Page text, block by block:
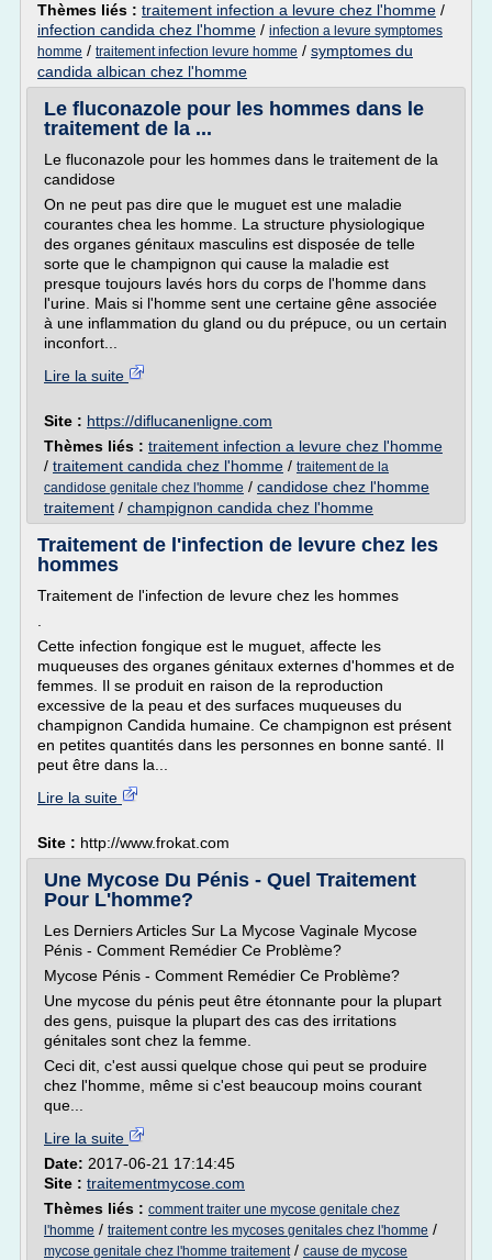
Thèmes liés : traitement infection a levure chez l'homme /
infection candida chez l'homme / infection a levure symptomes
homme / traitement infection levure homme / symptomes du
candida albican chez l'homme
Le fluconazole pour les hommes dans le
traitement de la ...
Le fluconazole pour les hommes dans le traitement de la
candidose
On ne peut pas dire que le muguet est une maladie
courantes chea les homme. La structure physiologique
des organes génitaux masculins est disposée de telle
sorte que le champignon qui cause la maladie est
presque toujours lavés hors du corps de l'homme dans
l'urine. Mais si l'homme sent une certaine gêne associée
à une inflammation du gland ou du prépuce, ou un certain
inconfort...
Lire la suite
Site : https://diflucanenligne.com
Thèmes liés : traitement infection a levure chez l'homme
/ traitement candida chez l'homme / traitement de la
candidose genitale chez l'homme / candidose chez l'homme
traitement / champignon candida chez l'homme
Traitement de l'infection de levure chez les
hommes
Traitement de l'infection de levure chez les hommes
Cette infection fongique est le muguet, affecte les
muqueuses des organes génitaux externes d'hommes et de
femmes. Il se produit en raison de la reproduction
excessive de la peau et des surfaces muqueuses du
champignon Candida humaine. Ce champignon est présent
en petites quantités dans les personnes en bonne santé. Il
peut être dans la...
Lire la suite
Site : http://www.frokat.com
Une Mycose Du Pénis - Quel Traitement
Pour L'homme?
Les Derniers Articles Sur La Mycose Vaginale Mycose
Pénis - Comment Remédier Ce Problème?
Mycose Pénis - Comment Remédier Ce Problème?
Une mycose du pénis peut être étonnante pour la plupart
des gens, puisque la plupart des cas des irritations
génitales sont chez la femme.
Ceci dit, c'est aussi quelque chose qui peut se produire
chez l'homme, même si c'est beaucoup moins courant
que...
Lire la suite
Date: 2017-06-21 17:14:45
Site : traitementmycose.com
Thèmes liés : comment traiter une mycose genitale chez
l'homme / traitement contre les mycoses genitales chez l'homme /
mycose genitale chez l'homme traitement/ cause de mycose